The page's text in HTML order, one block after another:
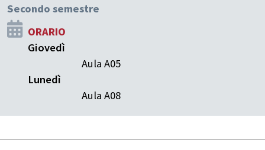
Secondo semestre
ORARIO
Giovedì
Aula A05
Lunedì
Aula A08